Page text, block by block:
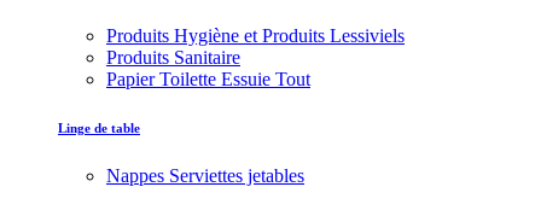
Produits Hygiène et Produits Lessiviels
Produits Sanitaire
Papier Toilette Essuie Tout
Linge de table
Nappes Serviettes jetables